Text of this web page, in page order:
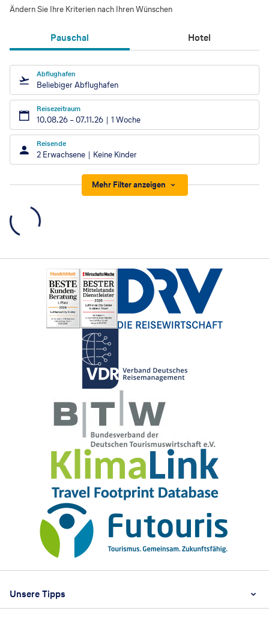
Ändern Sie Ihre Kriterien nach Ihren Wünschen
Pauschal Hotel
Abflughafen
Beliebiger Abflughafen
Reisezeitraum
10.08.26 –07.11.26 1 Woche
Reisende
2 Erwachsene Keine Kinder
Mehr Filter anzeigen
Unsere Tipps